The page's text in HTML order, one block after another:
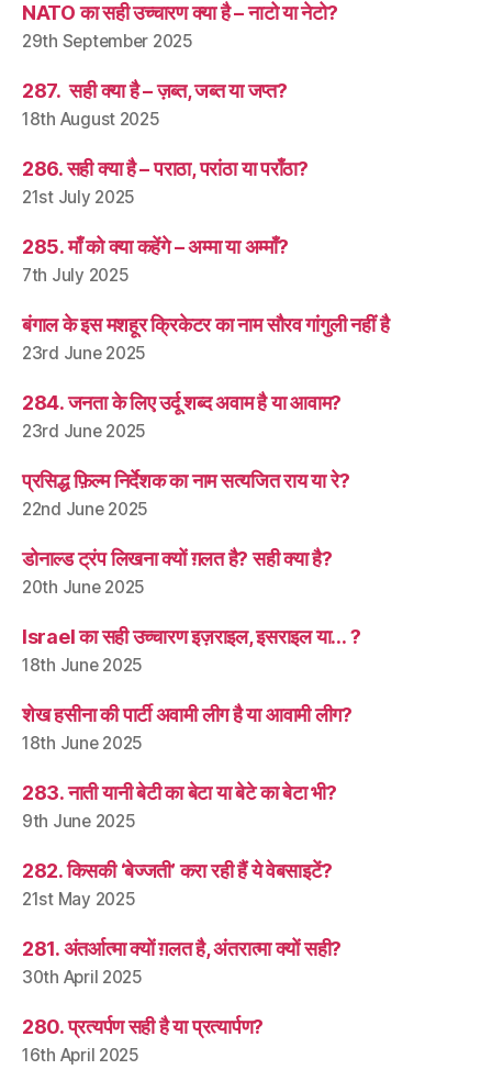
NATO का सही उच्चारण क्या है – नाटो या नेटो?
29th September 2025
287. सही क्या है – ज़ब्त, जब्त या जप्त?
18th August 2025
286. सही क्या है – पराठा, परांठा या पराँठा?
21st July 2025
285. माँ को क्या कहेंगे – अम्मा या अम्माँ?
7th July 2025
बंगाल के इस मशहूर क्रिकेटर का नाम सौरव गांगुली नहीं है
23rd June 2025
284. जनता के लिए उर्दू शब्द अवाम है या आवाम?
23rd June 2025
प्रसिद्ध फ़िल्म निर्देशक का नाम सत्यजित राय या रे?
22nd June 2025
डोनाल्ड ट्रंप लिखना क्यों ग़लत है? सही क्या है?
20th June 2025
Israel का सही उच्चारण इज़राइल, इसराइल या… ?
18th June 2025
शेख हसीना की पार्टी अवामी लीग है या आवामी लीग?
18th June 2025
283. नाती यानी बेटी का बेटा या बेटे का बेटा भी?
9th June 2025
282. किसकी ‘बेज्जती’ करा रही हैं ये वेबसाइटें?
21st May 2025
281. अंतर्आत्मा क्यों ग़लत है, अंतरात्मा क्यों सही?
30th April 2025
280. प्रत्यर्पण सही है या प्रत्यार्पण?
16th April 2025